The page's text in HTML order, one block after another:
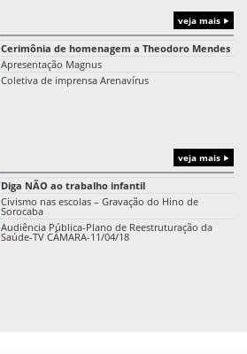
veja mais
Cerimônia de homenagem a Theodoro Mendes
Apresentação Magnus
Coletiva de imprensa Arenavírus
veja mais
Diga NÃO ao trabalho infantil
Civismo nas escolas – Gravação do Hino de
Sorocaba
Audiência Pública-Plano de Reestruturação da
Saúde-TV CÂMARA-11/04/18